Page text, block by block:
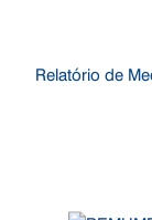
Relatório de